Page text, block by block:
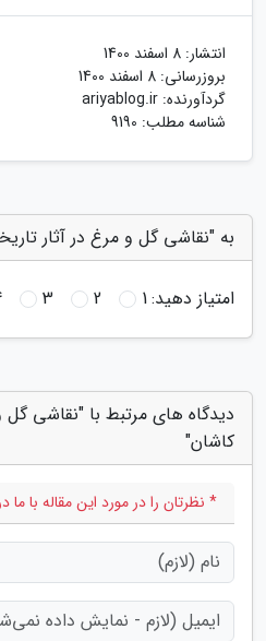
انتشار: 8 اسفند 1400
بروزرسانی: 8 اسفند 1400
گردآورنده: ariyablog.ir
شناسه مطلب: 9190
به "نقاشی گل و مرغ در آثار
امتیاز دهید:1
2
3
دیدگاه های مرتبط با "نقاشی گل
کاشان"
* نظرتان را در مورد این مقاله با ما